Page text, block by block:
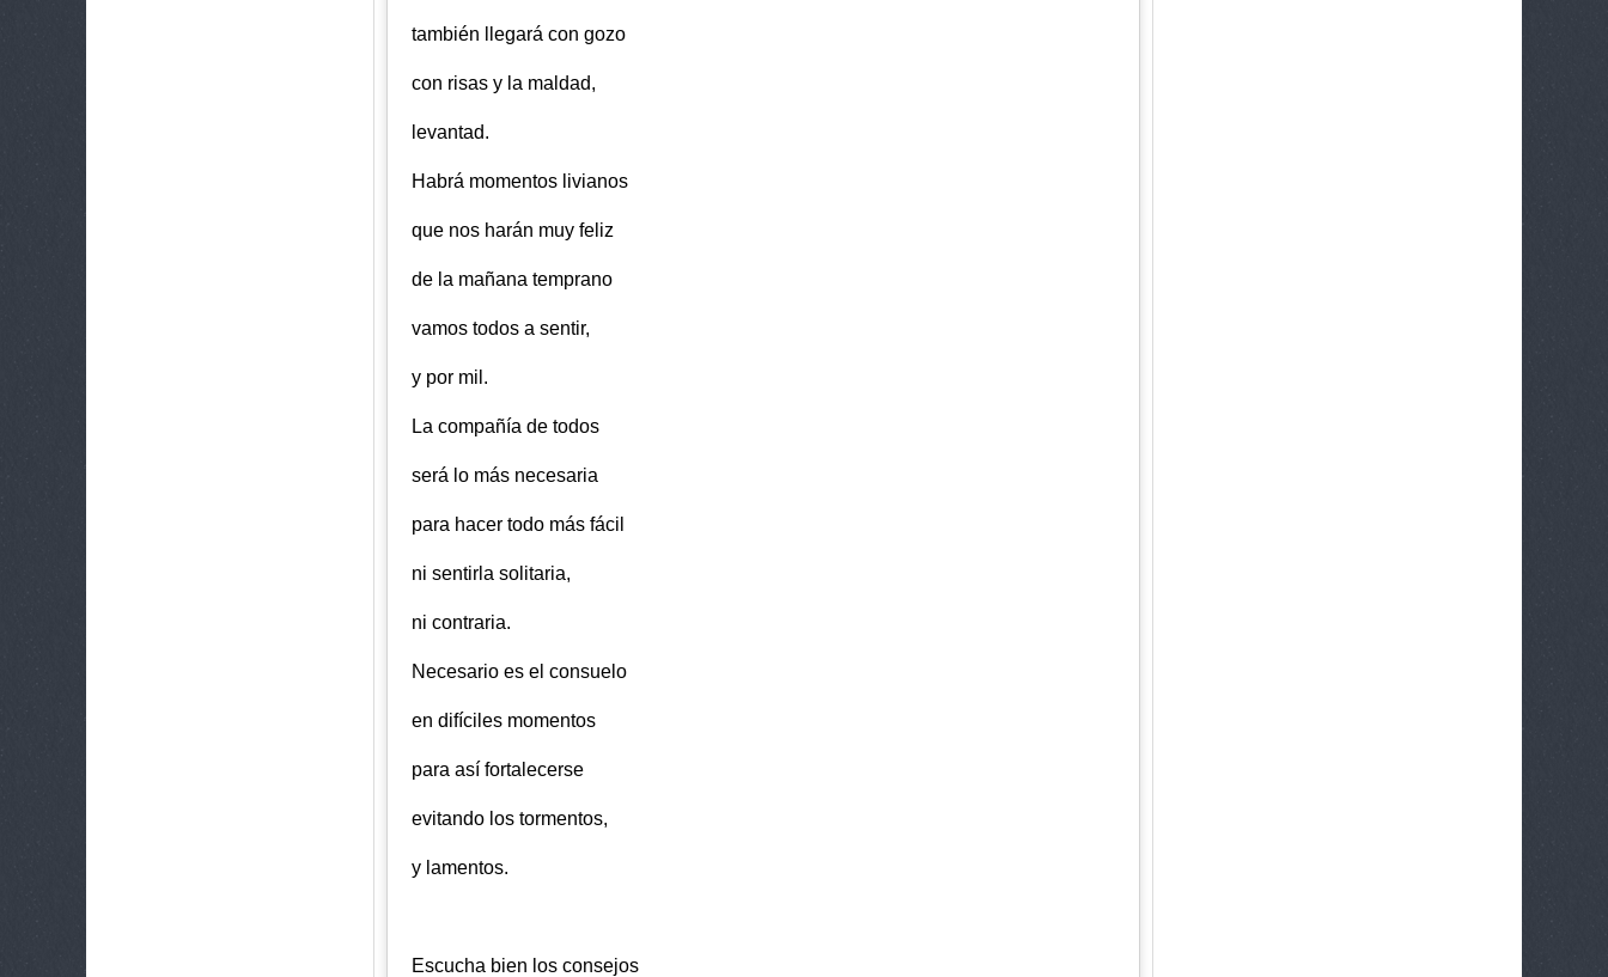
también llegará con gozo
con risas y la maldad,
levantad.
Habrá momentos livianos
que nos harán muy feliz
de la mañana temprano
vamos todos a sentir,
y por mil.
La compañía de todos
será lo más necesaria
para hacer todo más fácil
ni sentirla solitaria,
ni contraria.
Necesario es el consuelo
en difíciles momentos
para así fortalecerse
evitando los tormentos,
y lamentos.
Escucha bien los consejos